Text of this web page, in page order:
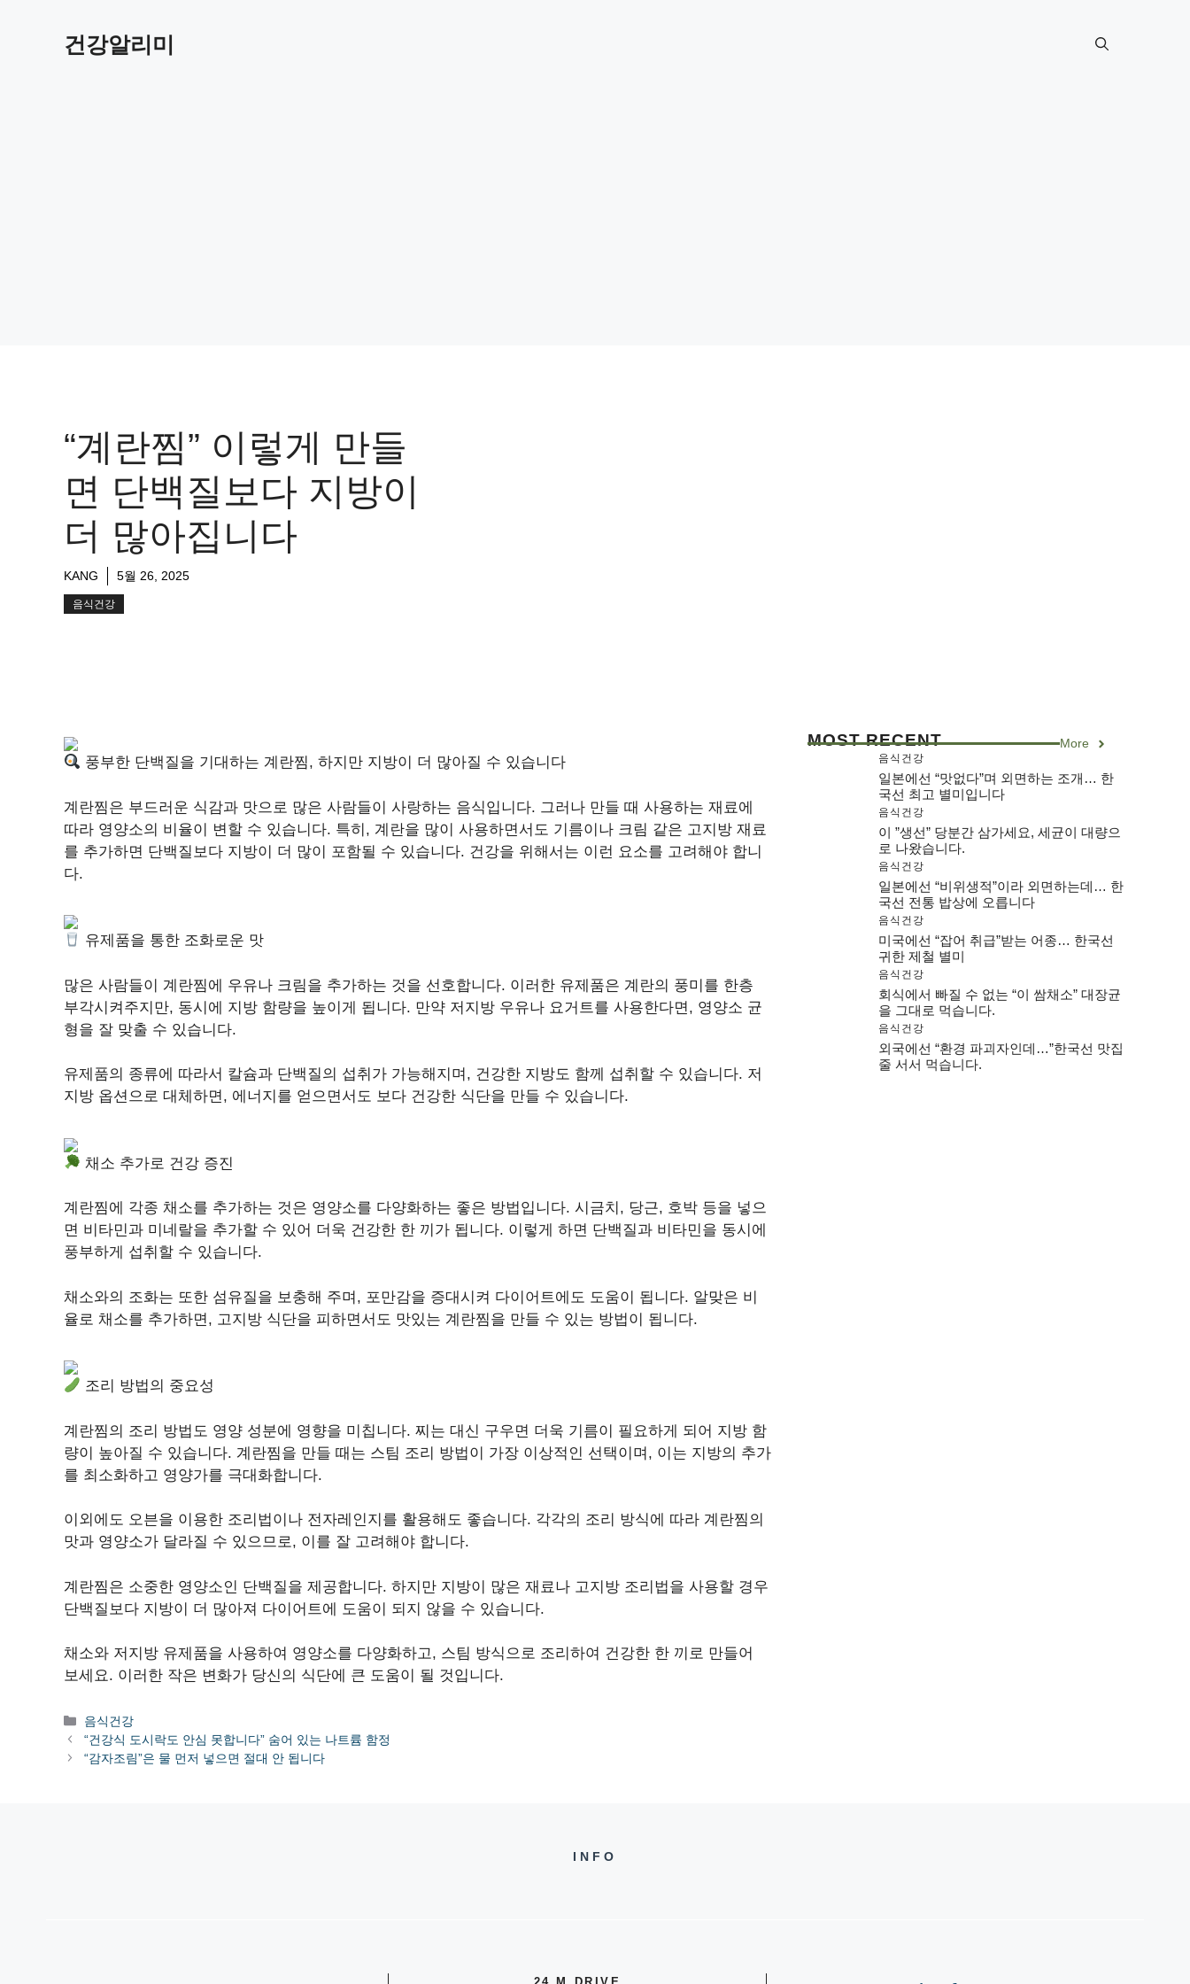
건강알리미
“계란찜” 이렇게 만들
면 단백질보다 지방이
더 많아집니다
KANG 5월 26, 2025
음식건강
풍부한 단백질을 기대하는 계란찜, 하지만 지방이 더 많아질 수 있습니다
계란찜은 부드러운 식감과 맛으로 많은 사람들이 사랑하는 음식입니다. 그러나 만들 때 사용하는 재료에
따라 영양소의 비율이 변할 수 있습니다. 특히, 계란을 많이 사용하면서도 기름이나 크림 같은 고지방 재료
를 추가하면 단백질보다 지방이 더 많이 포함될 수 있습니다. 건강을 위해서는 이런 요소를 고려해야 합니
다.
유제품을 통한 조화로운 맛
많은 사람들이 계란찜에 우유나 크림을 추가하는 것을 선호합니다. 이러한 유제품은 계란의 풍미를 한층
부각시켜주지만, 동시에 지방 함량을 높이게 됩니다. 만약 저지방 우유나 요거트를 사용한다면, 영양소 균
형을 잘 맞출 수 있습니다.
유제품의 종류에 따라서 칼슘과 단백질의 섭취가 가능해지며, 건강한 지방도 함께 섭취할 수 있습니다. 저
지방 옵션으로 대체하면, 에너지를 얻으면서도 보다 건강한 식단을 만들 수 있습니다.
채소 추가로 건강 증진
계란찜에 각종 채소를 추가하는 것은 영양소를 다양화하는 좋은 방법입니다. 시금치, 당근, 호박 등을 넣으
면 비타민과 미네랄을 추가할 수 있어 더욱 건강한 한 끼가 됩니다. 이렇게 하면 단백질과 비타민을 동시에
풍부하게 섭취할 수 있습니다.
채소와의 조화는 또한 섬유질을 보충해 주며, 포만감을 증대시켜 다이어트에도 도움이 됩니다. 알맞은 비
율로 채소를 추가하면, 고지방 식단을 피하면서도 맛있는 계란찜을 만들 수 있는 방법이 됩니다.
조리 방법의 중요성
계란찜의 조리 방법도 영양 성분에 영향을 미칩니다. 찌는 대신 구우면 더욱 기름이 필요하게 되어 지방 함
량이 높아질 수 있습니다. 계란찜을 만들 때는 스팀 조리 방법이 가장 이상적인 선택이며, 이는 지방의 추가
를 최소화하고 영양가를 극대화합니다.
이외에도 오븐을 이용한 조리법이나 전자레인지를 활용해도 좋습니다. 각각의 조리 방식에 따라 계란찜의
맛과 영양소가 달라질 수 있으므로, 이를 잘 고려해야 합니다.
계란찜은 소중한 영양소인 단백질을 제공합니다. 하지만 지방이 많은 재료나 고지방 조리법을 사용할 경우
단백질보다 지방이 더 많아져 다이어트에 도움이 되지 않을 수 있습니다.
채소와 저지방 유제품을 사용하여 영양소를 다양화하고, 스팀 방식으로 조리하여 건강한 한 끼로 만들어
보세요. 이러한 작은 변화가 당신의 식단에 큰 도움이 될 것입니다.
카
테
고
음식건강
“건강식 도시락도 안심 못합니다” 숨어 있는 나트륨 함정
“감자조림”은 물 먼저 넣으면 절대 안 됩니다
MOST RECENT More
음식건강
일본에선 “맛없다”며 외면하는 조개… 한
국선 최고 별미입니다
음식건강
이 ”생선” 당분간 삼가세요, 세균이 대량으
로 나왔습니다.
음식건강
일본에선 “비위생적”이라 외면하는데… 한
국선 전통 밥상에 오릅니다
음식건강
미국에선 “잡어 취급”받는 어종… 한국선
귀한 제철 별미
음식건강
회식에서 빠질 수 없는 “이 쌈채소” 대장균
을 그대로 먹습니다.
음식건강
외국에선 “환경 파괴자인데…”한국선 맛집
줄 서서 먹습니다.
INFO